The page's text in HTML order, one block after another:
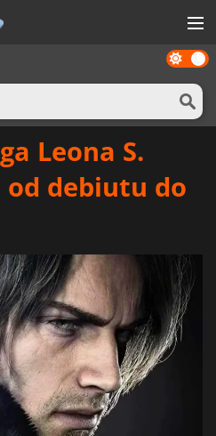
Dark
mode
Leona S.
od debiutu do